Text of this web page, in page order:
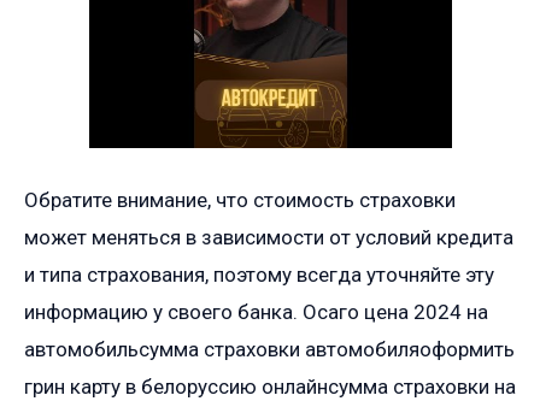
Обратите внимание, что стоимость страховки
может меняться в зависимости от условий кредита
и типа страхования, поэтому всегда уточняйте эту
информацию у своего банка. Осаго цена 2024 на
автомобильсумма страховки автомобиляоформить
грин карту в белоруссию онлайнсумма страховки на